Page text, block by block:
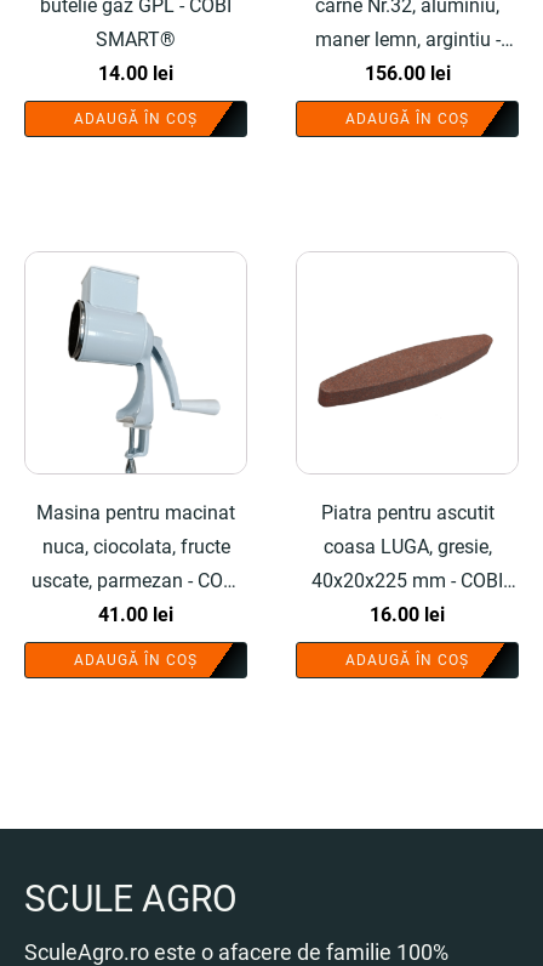
butelie gaz GPL - COBI
SMART®
14.00 lei
ADAUGĂ ÎN COȘ
carne Nr.32, aluminiu,
maner lemn, argintiu -
COBI SMART®
156.00 lei
ADAUGĂ ÎN COȘ
Masina pentru macinat
nuca, ciocolata, fructe
uscate, parmezan - COBI
SMART®
41.00 lei
ADAUGĂ ÎN COȘ
Piatra pentru ascutit
coasa LUGA, gresie,
40x20x225 mm - COBI
SMART®
16.00 lei
ADAUGĂ ÎN COȘ
SCULE AGRO
SculeAgro.ro este o afacere de familie 100%